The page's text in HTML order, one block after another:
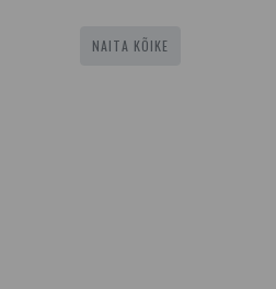
NAITA KÕIKE